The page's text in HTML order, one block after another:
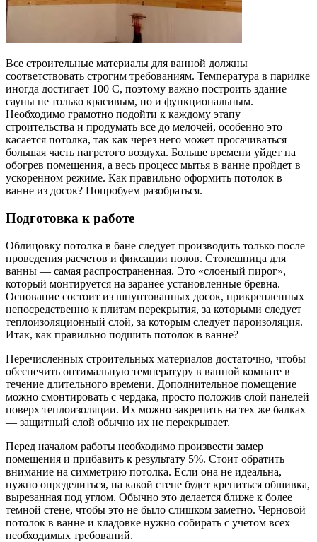
Все строительные материалы для ванной должны
соответствовать строгим требованиям. Температура в парилке
иногда достигает 100 С, поэтому важно построить здание
сауны не только красивым, но и функциональным.
Необходимо грамотно подойти к каждому этапу
строительства и продумать все до мелочей, особенно это
касается потолка, так как через него может просачиваться
большая часть нагретого воздуха. Больше времени уйдет на
обогрев помещения, а весь процесс мытья в ванне пройдет в
ускоренном режиме. Как правильно оформить потолок в
ванне из досок? Попробуем разобраться.
Подготовка к работе
Облицовку потолка в бане следует производить только после
проведения расчетов и фиксации полов. Столешница для
ванны — самая распространенная. Это «слоеный пирог»,
который монтируется на заранее установленные бревна.
Основание состоит из шпунтованных досок, прикрепленных
непосредственно к плитам перекрытия, за которыми следует
теплоизоляционный слой, за которым следует пароизоляция.
Итак, как правильно подшить потолок в ванне?
Перечисленных строительных материалов достаточно, чтобы
обеспечить оптимальную температуру в ванной комнате в
течение длительного времени. Дополнительное помещение
можно смонтировать с чердака, просто положив слой панелей
поверх теплоизоляции. Их можно закрепить на тех же балках
— защитный слой обычно их не перекрывает.
Перед началом работы необходимо произвести замер
помещения и прибавить к результату 5%. Стоит обратить
внимание на симметрию потолка. Если она не идеальна,
нужно определиться, на какой стене будет крепиться обшивка,
вырезанная под углом. Обычно это делается ближе к более
темной стене, чтобы это не было слишком заметно. Черновой
потолок в ванне и кладовке нужно собирать с учетом всех
необходимых требований.